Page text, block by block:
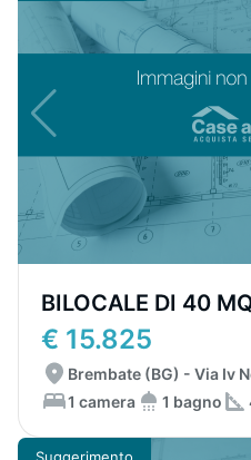
BILOCALE DI 40
€ 15.825
Brembate (BG) - Via Iv
1 camera
1 bagno
Suggerimento